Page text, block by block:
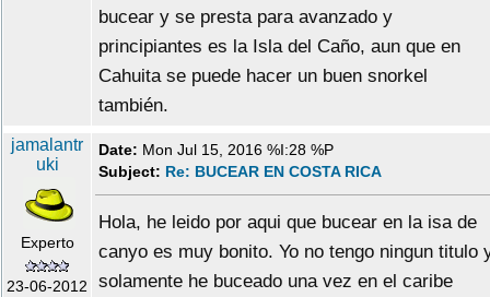
bucear y se presta para avanzado y
principiantes es la Isla del Caño, aun que en
Cahuita se puede hacer un buen snorkel
también.
jamalantr
uki
Experto
23-06-2012
Date: Mon Jul 15, 2016 %I:28 %P
Subject: Re: BUCEAR EN COSTA RICA
Hola, he leido por aqui que bucear en la isa de
canyo es muy bonito. Yo no tengo ningun titulo
solamente he buceado una vez en el caribe